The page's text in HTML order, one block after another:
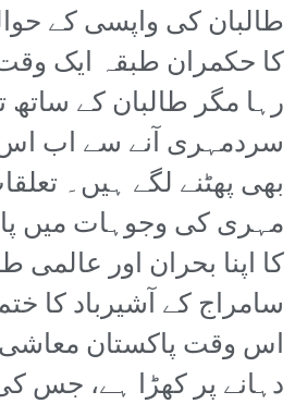
طالبان کی واپسی کے
کا حکمران طبقہ ایک
رہا مگر طالبان کے ساتھ
سردمہری آنے سے اب
بھی پھٹنے لگے ہیں۔
مہری کی وجوہات میں
کا اپنا بحران اور عالمی
سامراج کے آشیرباد کا
اس وقت پاکستان معاشی
دہانے پر کھڑا ہے، جس